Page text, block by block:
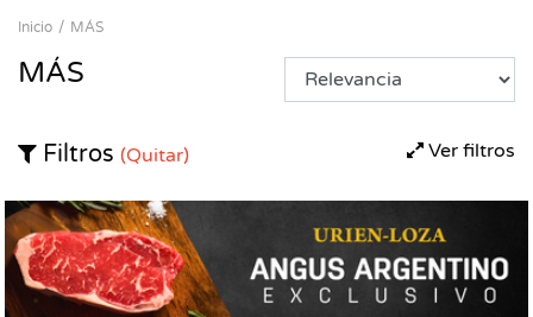
Inicio MÁS
MÁS
Ver filtros
Filtros (Quitar)